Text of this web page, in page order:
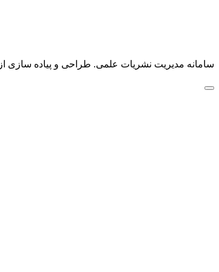
سامانه مدیریت نشریات علمی. طراحی و پیاده سازی از